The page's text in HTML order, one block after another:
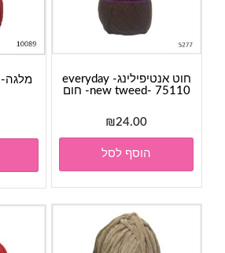
חוט אנטיפילינג- everyday
new tweed- 75110- חום
₪24.00
הוסף לסל